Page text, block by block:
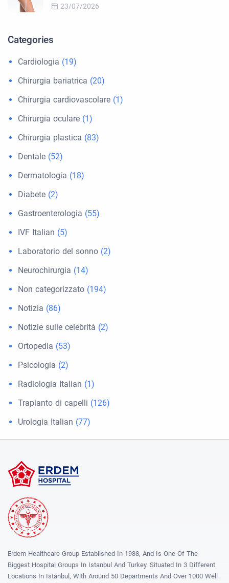
23/07/2026
Categories
Cardiologia (19)
Chirurgia bariatrica (20)
Chirurgia cardiovascolare (1)
Chirurgia oculare (1)
Chirurgia plastica (83)
Dentale (52)
Dermatologia (18)
Diabete (2)
Gastroenterologia (55)
IVF Italian (5)
Laboratorio del sonno (2)
Neurochirurgia (14)
Non categorizzato (194)
Notizia (86)
Notizie sulle celebrità (2)
Ortopedia (53)
Psicologia (2)
Radiologia Italian (1)
Trapianto di capelli (126)
Urologia Italian (77)
Erdem Healthcare Group Established In 1988, And Is One Of The
Biggest Hospital Groups In Istanbul And Turkey. Situated In 3 Different
Locations In Istanbul, With Around 50 Departments And Over 1000 Well